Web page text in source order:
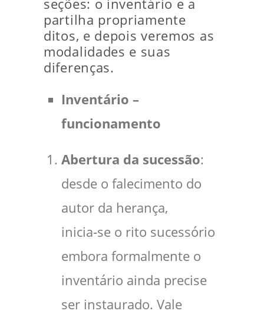
seções: o inventário e a
partilha propriamente
ditos, e depois veremos as
modalidades e suas
diferenças.
Inventário –
funcionamento
Abertura da sucessão:
desde o falecimento do
autor da herança,
inicia‑se o rito sucessório
embora formalmente o
inventário ainda precise
ser instaurado. Vale